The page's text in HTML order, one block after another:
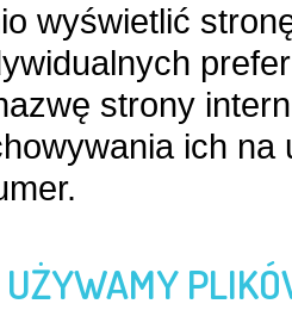
wyświetlić
strony
ich
UŻYWAMY